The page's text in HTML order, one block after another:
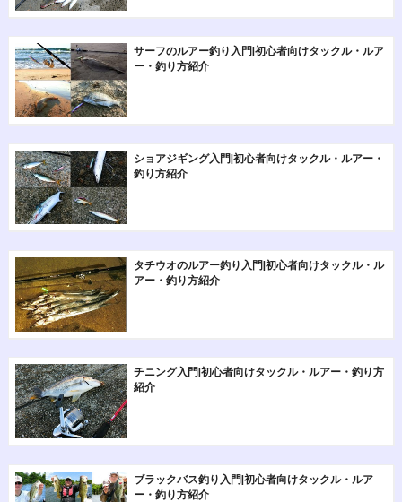
サーフのルアー釣り入門|初心者向けタックル・ルア
ー・釣り方紹介
ショアジギング入門|初心者向けタックル・ルアー・
釣り方紹介
タチウオのルアー釣り入門|初心者向けタックル・ル
アー・釣り方紹介
チニング入門|初心者向けタックル・ルアー・釣り方
紹介
ブラックバス釣り入門|初心者向けタックル・ルア
ー・釣り方紹介